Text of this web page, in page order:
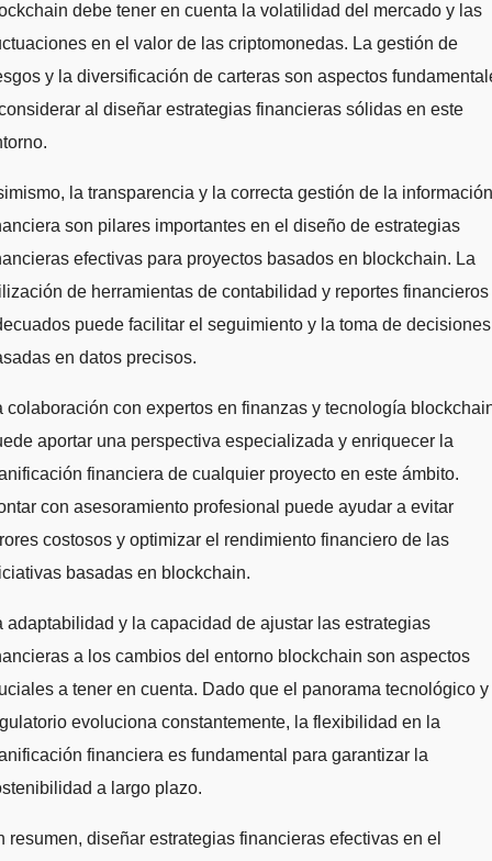
debe tener en cuenta la volatilidad del mercado y las
en el valor de las criptomonedas. La gestión de
y la diversificación de carteras son aspectos
al diseñar estrategias financieras sólidas en este
la transparencia y la correcta gestión de la información
son pilares importantes en el diseño de estrategias
efectivas para proyectos basados en blockchain. La
de herramientas de contabilidad y reportes financieros
puede facilitar el seguimiento y la toma de decisiones
en datos precisos.
colaboración con expertos en finanzas y tecnología
aportar una perspectiva especializada y enriquecer la
financiera de cualquier proyecto en este ámbito.
con asesoramiento profesional puede ayudar a evitar
costosos y optimizar el rendimiento financiero de las
basadas en blockchain.
adaptabilidad y la capacidad de ajustar las estrategias
a los cambios del entorno blockchain son aspectos
a tener en cuenta. Dado que el panorama tecnológico y
evoluciona constantemente, la flexibilidad en la
financiera es fundamental para garantizar la
a largo plazo.
resumen, diseñar estrategias financieras efectivas en el